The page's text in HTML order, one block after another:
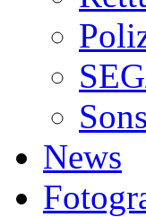
News